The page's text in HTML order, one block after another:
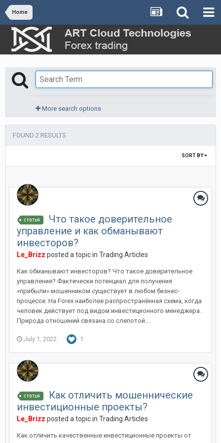
Home
More search options
FOUND 2 RESULTS
SORT BY
статья
Что такое доверительное
управление и как обманывают
инвесторов?
Le_Brizz posted a topic in Trading Articles
Как обманывают инвесторов? Что такое доверительное
управление? Фактически потенциал для получения
«прибыли» мошенником существует в любом бизнес-
процессе. На Forex наиболее распространённая схема, когда
человек действует под видом инвестиционного менеджера.
Природа отношений связана со слепотой...
July 1, 2022 1
статья
Как отличить мошеннические
инвестиционные проекты?
Le_Brizz posted a topic in Trading Articles
Как отличить качественные инвестиционные проекты от